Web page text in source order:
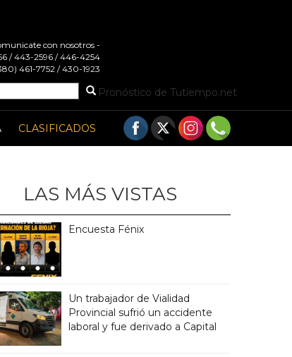
con nosotros -
/ 443-2596 / 446-4254
461-7752 / 430-1923
Pronóstico de Tutiempo.net
CLASIFICADOS
LAS MÁS VISTAS
Encuesta Fénix
Un trabajador de Vialidad
Provincial sufrió un accidente
laboral y fue derivado a Capital